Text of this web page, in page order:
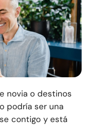
novia o destinos
podría ser una
contigo y está